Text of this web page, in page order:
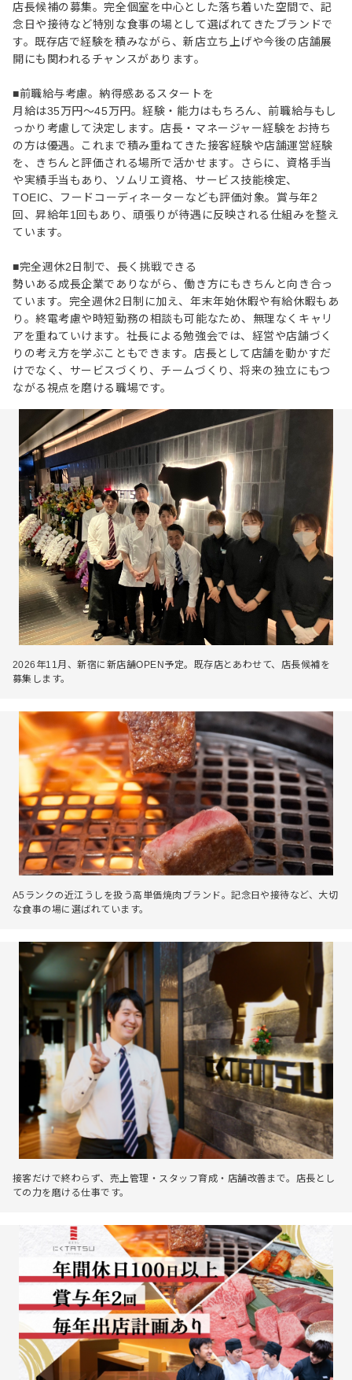
店長候補の募集。完全個室を中心とした落ち着いた空間で、記
念日や接待など特別な食事の場として選ばれてきたブランドで
す。既存店で経験を積みながら、新店立ち上げや今後の店舗展
開にも関われるチャンスがあります。
■前職給与考慮。納得感あるスタートを
月給は35万円～45万円。経験・能力はもちろん、前職給与もし
っかり考慮して決定します。店長・マネージャー経験をお持ち
の方は優遇。これまで積み重ねてきた接客経験や店舗運営経験
を、きちんと評価される場所で活かせます。さらに、資格手当
や実績手当もあり、ソムリエ資格、サービス技能検定、
TOEIC、フードコーディネーターなども評価対象。賞与年2
回、昇給年1回もあり、頑張りが待遇に反映される仕組みを整え
ています。
■完全週休2日制で、長く挑戦できる
勢いある成長企業でありながら、働き方にもきちんと向き合っ
ています。完全週休2日制に加え、年末年始休暇や有給休暇もあ
り。終電考慮や時短勤務の相談も可能なため、無理なくキャリ
アを重ねていけます。社長による勉強会では、経営や店舗づく
りの考え方を学ぶこともできます。店長として店舗を動かすだ
けでなく、サービスづくり、チームづくり、将来の独立にもつ
ながる視点を磨ける職場です。
2026年11月、新宿に新店舗OPEN予定。既存店とあわせて、店長候補を
募集します。
A5ランクの近江うしを扱う高単価焼肉ブランド。記念日や接待など、大切
な食事の場に選ばれています。
接客だけで終わらず、売上管理・スタッフ育成・店舗改善まで。店長とし
ての力を磨ける仕事です。